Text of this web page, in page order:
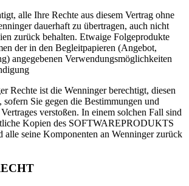
alle Ihre Rechte aus diesem Vertrag ohne
dauerhaft zu übertragen, auch nicht
zurück behalten. Etwaige Folgeprodukte
der in den Begleitpapieren (Angebot,
angegebenen Verwendungsmöglichkeiten
Rechte ist die Wenninger berechtigt, diesen
Sie gegen die Bestimmungen und
verstoßen. In einem solchen Fall sind
Kopien des SOFTWAREPRODUKTS
seine Komponenten an Wenninger zurück